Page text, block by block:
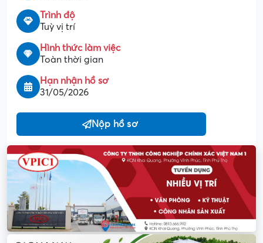
Trình độ
Tuỳ vị trí
Hình thức làm việc
Toàn thời gian
Hạn nhận hồ sơ
31/05/2026
Nộp hồ sơ